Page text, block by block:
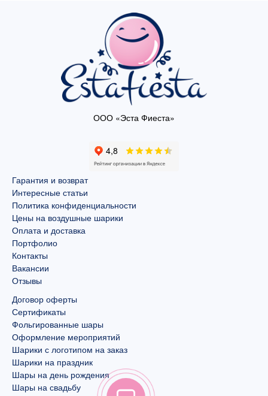
ООО «Эста Фиеста»
Гарантия и возврат
Интересные статьи
Политика конфиденциальности
Цены на воздушные шарики
Оплата и доставка
Портфолио
Контакты
Вакансии
Отзывы
Договор оферты
Сертификаты
Фольгированные шары
Оформление мероприятий
Шарики с логотипом на заказ
Шарики на праздник
Шары на день рождения
Шары на свадьбу